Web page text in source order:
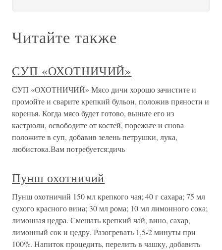
Читайте также
СУП «ОХОТНИЧИЙ»
СУП «ОХОТНИЧИЙ» Мясо дичи хорошо зачистите и
промойте и сварите крепкий бульон, положив пряности и
коренья. Когда мясо будет готово, выньте его из
кастрюли, освободите от костей, порежьте и снова
положите в суп, добавив зелень петрушки, лука,
любистока.Вам потребуется:дичь
Пунш охотничий
Пунш охотничий 150 мл крепкого чая; 40 г сахара; 75 мл
сухого красного вина; 30 мл рома; 10 мл лимонного сока;
лимонная цедра. Смешать крепкий чай, вино, сахар,
лимонный сок и цедру. Разогревать 1,5-2 минуты при
100%. Напиток процедить, перелить в чашку, добавить